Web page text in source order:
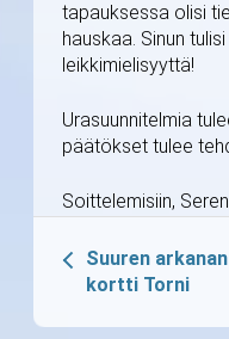
tapauksessa olisi
hauskaa. Sinun
leikkimielisyyttä!
Urasuunnitelmia
päätökset tulee
Soittelemisiin,
Suuren arkanan
kortti Torni